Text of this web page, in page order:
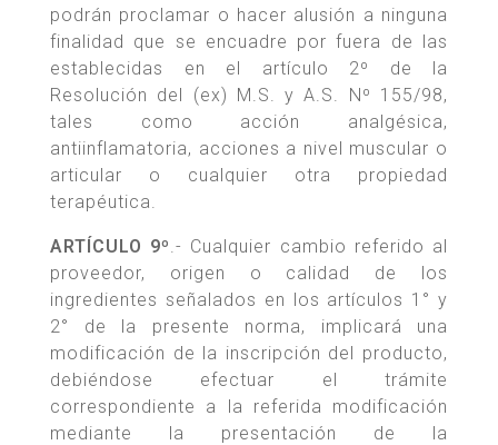
podrán proclamar o hacer alusión a ninguna
finalidad que se encuadre por fuera de las
establecidas en el artículo 2º de la
Resolución del (ex) M.S. y A.S. Nº 155/98,
tales como acción analgésica,
antiinflamatoria, acciones a nivel muscular o
articular o cualquier otra propiedad
terapéutica.
ARTÍCULO 9º.- Cualquier cambio referido al
proveedor, origen o calidad de los
ingredientes señalados en los artículos 1° y
2° de la presente norma, implicará una
modificación de la inscripción del producto,
debiéndose efectuar el trámite
correspondiente a la referida modificación
mediante la presentación de la